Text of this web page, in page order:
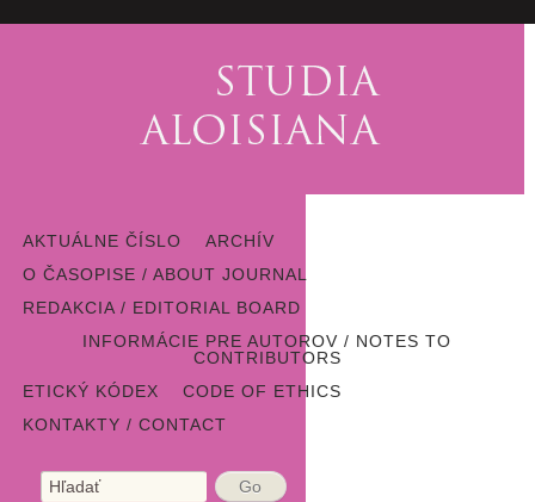
AKTUÁLNE ČÍSLO
ARCHÍV
O ČASOPISE / ABOUT JOURNAL
REDAKCIA / EDITORIAL BOARD
INFORMÁCIE PRE AUTOROV / NOTES TO
CONTRIBUTORS
ETICKÝ KÓDEX
CODE OF ETHICS
KONTAKTY / CONTACT